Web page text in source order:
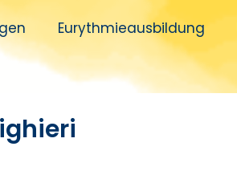
Eurythmieausbildung​